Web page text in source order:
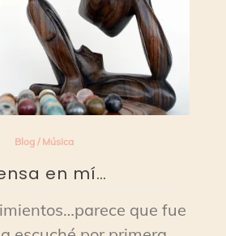
Blog / Música
en mí…
que fue